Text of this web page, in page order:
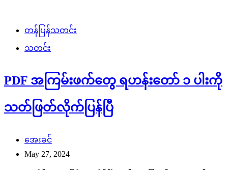
တန်ပြန်သတင်း
သတင်း
PDF အကြမ်းဖက်တွေ ရဟန်းတော် ၁ ပါးကို
သတ်ဖြတ်လိုက်ပြန်ပြီ
အေးခင်
May 27, 2024